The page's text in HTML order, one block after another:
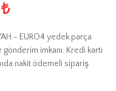
- EURO4 yedek parça
imkanı. Kredi kartı
nakit ödemeli sipariş